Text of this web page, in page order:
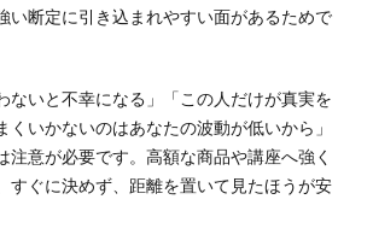
い断定に引き込まれやすい面があるためで
ないと不幸になる」「この人だけが真実を
くいかないのはあなたの波動が低いから」
注意が必要です。高額な商品や講座へ強く
すぐに決めず、距離を置いて見たほうが安